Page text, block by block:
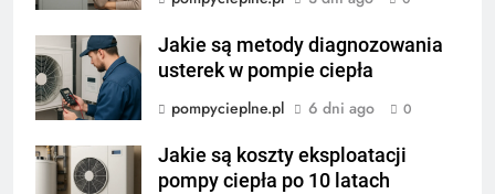
Jakie są metody diagnozowania
usterek w pompie ciepła
pompycieplne.pl
6 dni ago 0
Jakie są koszty eksploatacji
pompy ciepła po 10 latach